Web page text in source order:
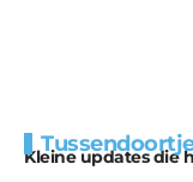
Kleine updates die
voor kabouters